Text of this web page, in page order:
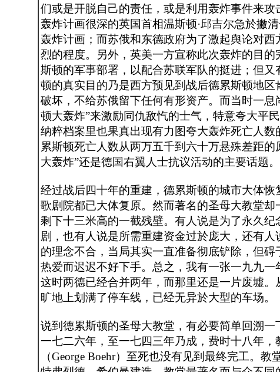
们或是开脱自己的责任，或是利用轰炸事件来攻
轰炸计画很深的英国首相温斯顿·邱吉尔急於撇
轰炸计画；而苏俄和东德政府为了激起舆论对
烈的程度。另外，英美一方宣称此次轰炸的目
斯顿的军事部署，以配合苏联军队的挺进；但
顿的真实目的乃是西方预见到战后德累斯顿地
破坏，不给苏俄留下任何有形资产。而当时一息
顿大轰炸”来激励同仇敌忾的士气，特意夸大平
纳粹档案里也果真出现有力图夸大轰炸死亡人
累斯顿死亡人数从两万五千到六十万悬殊差距的
大轰炸”还是德国右翼人士抗议活动的主要话题。
经过战后四十年的重建，德累斯顿的城市大体
歌剧院都已大体复原。然而著名的圣母大教堂却
剩下十三米高的一截残壁。有人说是为了永久
剧，也有人说是所需重建资金过於庞大，还有人
的理念不合，当局其实一直准备彻底铲除，但
热爱而迟迟不好下手。总之，我有一张一九九一
这时两德已经合并两年，而那里还是一片废墟
旷地上划满了停车线，已经无异於大型的车场。
说到德累斯顿的圣母大教堂，有必要简单回溯
一七二六年，至一七四三年乃成，费时十八年，
（George Boehr）至死也没有见到最终完工。